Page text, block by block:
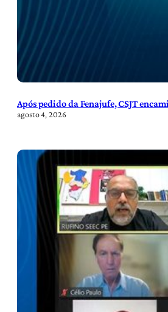
Após pedido da Fenajufe, CSJT
agosto 4, 2026